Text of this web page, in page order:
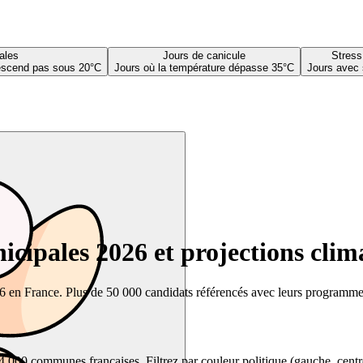
pas sous 20°C
Jours de canicule
Jours où la température dépasse 35°C
Jours avec
2026 et projections
France. Plus de 50 000 candidats référencés avec leurs